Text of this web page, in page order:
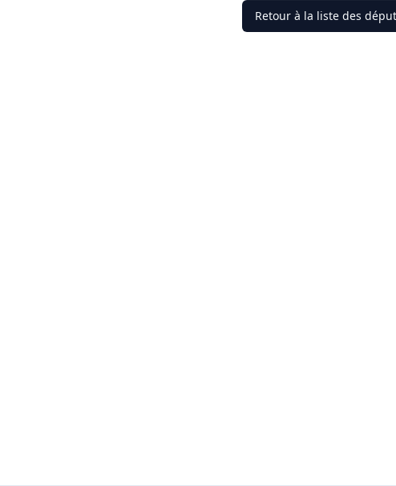
Retour à la liste des